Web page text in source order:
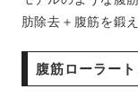
肪除去＋腹筋を鍛
腹筋ローラー